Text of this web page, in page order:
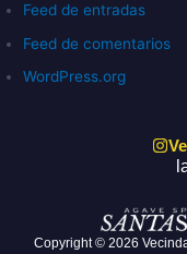
Feed de entradas
Feed de comentarios
WordPress.org
Copyright © 2026